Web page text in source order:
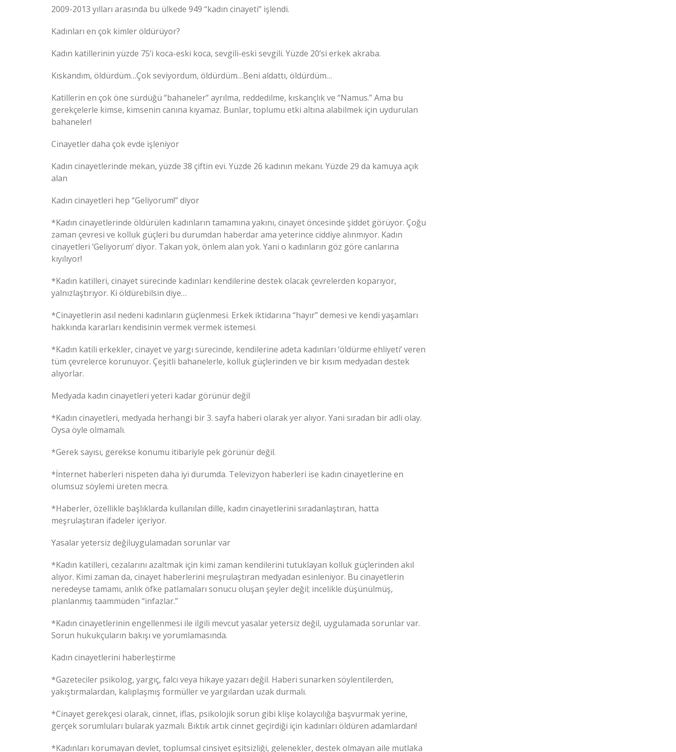
2009-2013 yılları arasında bu ülkede 949 “kadın cinayeti” işlendi.
Kadınları en çok kimler öldürüyor?
Kadın katillerinin yüzde 75’i koca-eski koca, sevgili-eski sevgili. Yüzde 20’si erkek akraba.
Kıskandım, öldürdüm…Çok seviyordum, öldürdüm…Beni aldattı, öldürdüm…
Katillerin en çok öne sürdüğü “bahaneler” ayrılma, reddedilme, kıskançlık ve “Namus.” Ama bu
gerekçelerle kimse, kimsenin canına kıyamaz. Bunlar, toplumu etki altına alabilmek için uydurulan
bahaneler!
Cinayetler daha çok evde işleniyor
Kadın cinayetlerinde mekan, yüzde 38 çiftin evi. Yüzde 26 kadının mekanı. Yüzde 29 da kamuya açık
alan
Kadın cinayetleri hep “Geliyorum!” diyor
*Kadın cinayetlerinde öldürülen kadınların tamamına yakını, cinayet öncesinde şiddet görüyor. Çoğu
zaman çevresi ve kolluk güçleri bu durumdan haberdar ama yeterince ciddiye alınmıyor. Kadın
cinayetleri ‘Geliyorum’ diyor. Takan yok, önlem alan yok. Yani o kadınların göz göre canlarına
kıyılıyor!
*Kadın katilleri, cinayet sürecinde kadınları kendilerine destek olacak çevrelerden koparıyor,
yalnızlaştırıyor. Ki öldürebilsin diye…
*Cinayetlerin asıl nedeni kadınların güçlenmesi. Erkek iktidarına “hayır” demesi ve kendi yaşamları
hakkında kararları kendisinin vermek vermek istemesi.
*Kadın katili erkekler, cinayet ve yargı sürecinde, kendilerine adeta kadınları ‘öldürme ehliyeti’ veren
tüm çevrelerce korunuyor. Çeşitli bahanelerle, kolluk güçlerinden ve bir kısım medyadan destek
alıyorlar.
Medyada kadın cinayetleri yeteri kadar görünür değil
*Kadın cinayetleri, medyada herhangi bir 3. sayfa haberi olarak yer alıyor. Yani sıradan bir adli olay.
Oysa öyle olmamalı.
*Gerek sayısı, gerekse konumu itibariyle pek görünür değil.
*İnternet haberleri nispeten daha iyi durumda. Televizyon haberleri ise kadın cinayetlerine en
olumsuz söylemi üreten mecra.
*Haberler, özellikle başlıklarda kullanılan dille, kadın cinayetlerini sıradanlaştıran, hatta
meşrulaştıran ifadeler içeriyor.
Yasalar yetersiz değiluygulamadan sorunlar var
*Kadın katilleri, cezalarını azaltmak için kimi zaman kendilerini tutuklayan kolluk güçlerinden akıl
alıyor. Kimi zaman da, cinayet haberlerini meşrulaştıran medyadan esinleniyor. Bu cinayetlerin
neredeyse tamamı, anlık öfke patlamaları sonucu oluşan şeyler değil; incelikle düşünülmüş,
planlanmış taammüden “infazlar.”
*Kadın cinayetlerinin engellenmesi ile ilgili mevcut yasalar yetersiz değil, uygulamada sorunlar var.
Sorun hukukçuların bakışı ve yorumlamasında.
Kadın cinayetlerini haberleştirme
*Gazeteciler psikolog, yargıç, falcı veya hikaye yazarı değil. Haberi sunarken söylentilerden,
yakıştırmalardan, kalıplaşmış formüller ve yargılardan uzak durmalı.
*Cinayet gerekçesi olarak, cinnet, iflas, psikolojik sorun gibi klişe kolaycılığa başvurmak yerine,
gerçek sorumluları bularak yazmalı. Bıktık artık cinnet geçirdiği için kadınları öldüren adamlardan!
*Kadınları korumayan devlet, toplumsal cinsiyet eşitsizliği, gelenekler, destek olmayan aile mutlaka